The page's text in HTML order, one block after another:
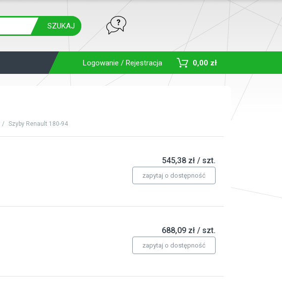
SZUKAJ
Logowanie / Rejestracja 0,00 zł
Szyby Renault 180-94
545,38 zł / szt.
zapytaj o dostępność
688,09 zł / szt.
zapytaj o dostępność